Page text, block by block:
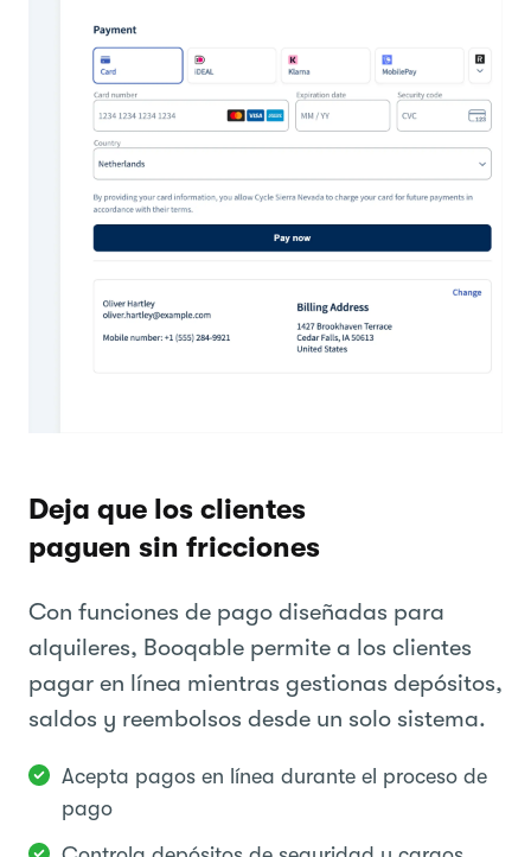
Deja que los clientes
paguen sin fricciones
Con funciones de pago diseñadas para
alquileres, Booqable permite a los clientes
pagar en línea mientras gestionas depósitos,
saldos y reembolsos desde un solo sistema.
Acepta pagos en línea durante el proceso de
pago